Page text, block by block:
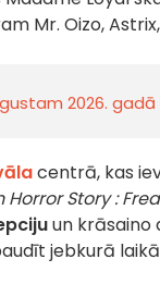
Mr. Oizo,
2026.
centrā, kas
Story :
un krāsaino
jebkurā